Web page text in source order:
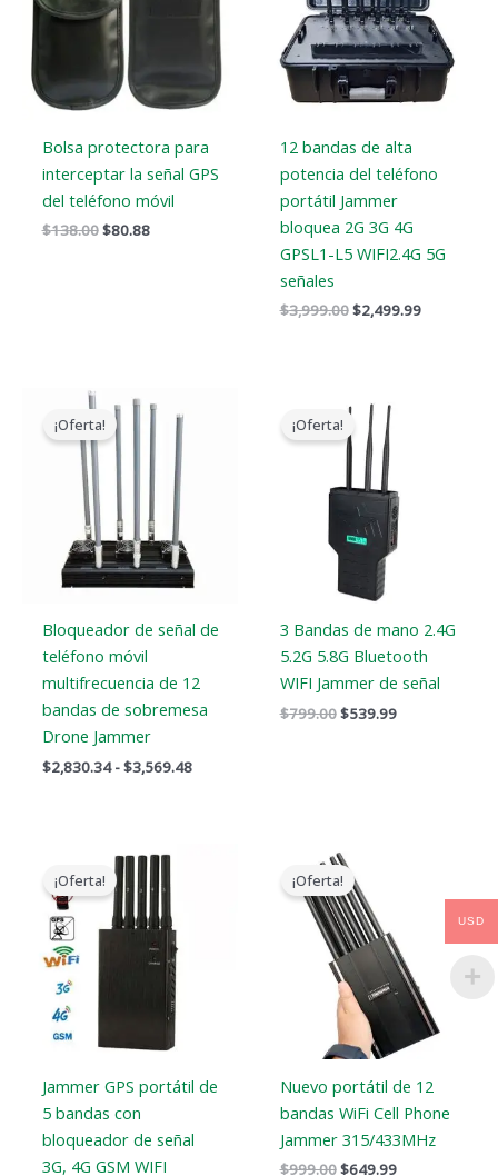
Bolsa protectora para
interceptar la señal GPS
del teléfono móvil
$138.00$80.88
12 bandas de alta
potencia del teléfono
portátil Jammer
bloquea 2G 3G 4G
GPSL1-L5 WIFI2.4G 5G
señales
$3,999.00$2,499.99
¡Oferta!
Bloqueador de señal de
teléfono móvil
multifrecuencia de 12
bandas de sobremesa
Drone Jammer
$2,830.34 -$3,569.48
¡Oferta!
3 Bandas de mano 2.4G
5.2G 5.8G Bluetooth
WIFI Jammer de señal
$799.00
precio
original
era:
$799.00.
$539.99
¡Oferta!
Jammer GPS portátil de
5 bandas con
bloqueador de señal
3G, 4G GSM WIFI
precio
original
era:
$466.00.
El
precio
actual
es:
$288.99.
¡Oferta!
Nuevo portátil de 12
bandas WiFi Cell Phone
Jammer 315/433MHz
$999.00
El
precio
original
era:
$999.00.
$649.99
USD